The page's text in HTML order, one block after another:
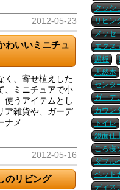
2012-05-23
わいいミニチュ
く、寄せ植えした
、ミニチュアで小
使うアイテムとし
ア雑貨や、ガーデ
ナメ…
2012-05-16
のリビング
クッシ
リビン
メッセ
エクス
黒板
天然木
センタ
ガーデ
カウン
トイレ
鏡面仕
ごろ寝
ダブル
ベッド
ディス